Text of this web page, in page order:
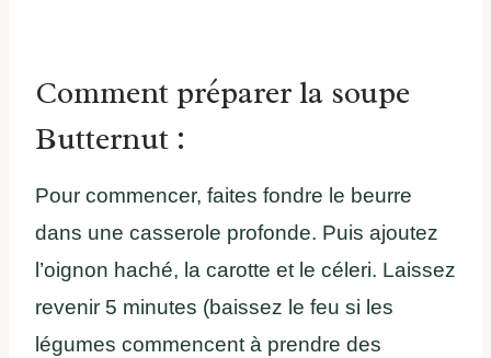
Comment préparer la soupe
Butternut :
Pour commencer, faites fondre le beurre
dans une casserole profonde. Puis ajoutez
l’oignon haché, la carotte et le céleri. Laissez
revenir 5 minutes (baissez le feu si les
légumes commencent à prendre des